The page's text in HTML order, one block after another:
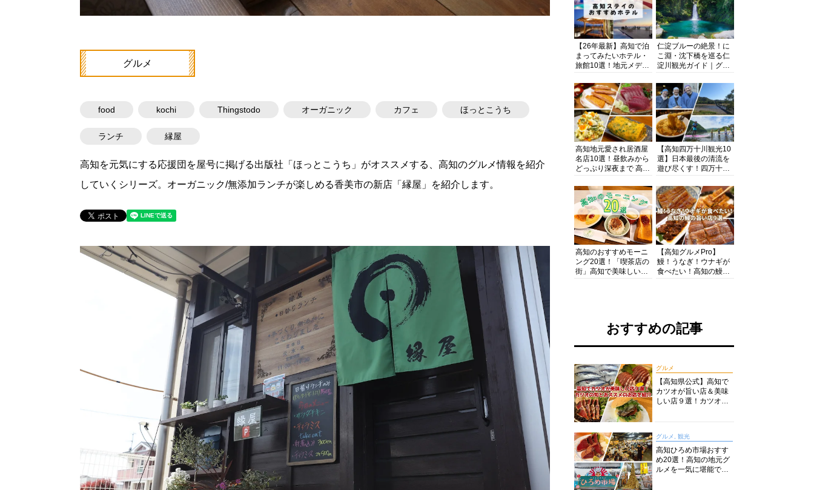
グルメ
food kochi Thingstodo オーガニック カフェ ほっとこうち
ランチ 縁屋
高知を元気にする応援団を屋号に掲げる出版社「ほっとこうち」がオススメする、高知のグルメ情報を紹介
していくシリーズ。オーガニック/無添加ランチが楽しめる香美市の新店「縁屋」を紹介します。
【26年最新】高知で泊
まってみたいホテル・
旅館10選！地元メディ
厳選
仁淀ブルーの絶景！に
こ淵・沈下橋を巡る仁
淀川観光ガイド｜グル
まで完全網羅！
高知地元愛され居酒屋
名店10選！昼飲みから
どっぷり深夜まで 高知
知グルメPro】
【高知四万十川観光10
選】日本最後の清流を
遊び尽くす！四万十川
を網羅したおすすめガ
イド
高知のおすすめモーニ
ング20選！「喫茶店の
街」高知で美味しい喫
【高知グルメPro】
鰻！うなぎ！ウナギが
食べたい！高知の鰻の
おすすめの記事
グルメ
【高知県公式】高知で
カツオが旨い店＆美味
しい店９選！カツオの
グルメ, 観光
高知ひろめ市場おすす
め20選！高知の地元グ
ルメを一気に堪能でき